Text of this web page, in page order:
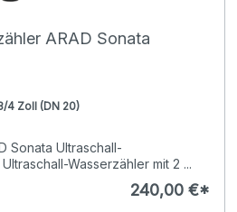
ARAD Sonata
4 Zoll (DN 20)
Sonata Ultraschall-
Wasserzähler mit 2 ...
240,00 €*